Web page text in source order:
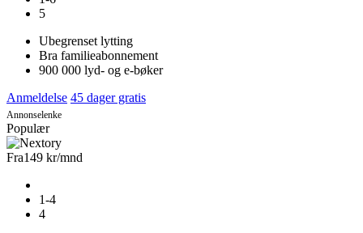
5
Ubegrenset lytting
Bra familieabonnement
900 000 lyd- og e-bøker
Anmeldelse 45 dager gratis
Annonselenke
Populær
Fra149 kr/mnd
1-4
4